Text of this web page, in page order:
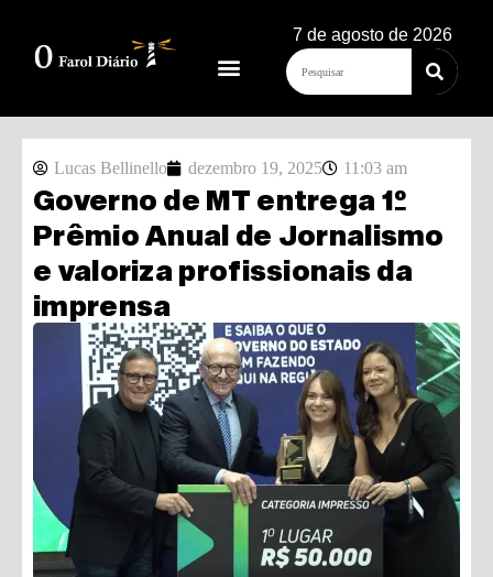
7 de agosto de 2026
Lucas Bellinello dezembro 19, 2025 11:03 am
Governo de MT entrega 1º
Prêmio Anual de Jornalismo
e valoriza profissionais da
imprensa